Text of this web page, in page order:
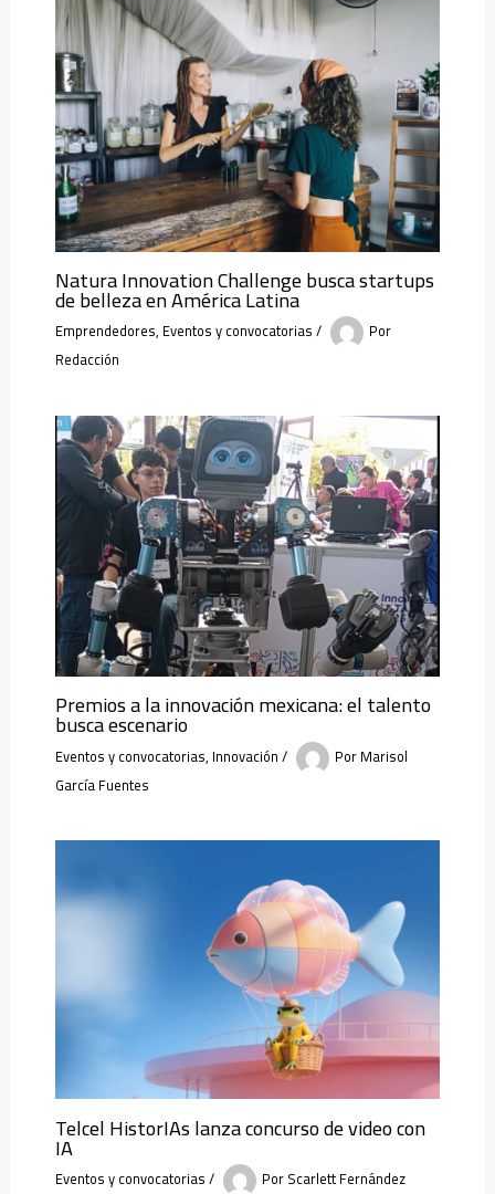
Natura Innovation Challenge busca startups
de belleza en América Latina
Emprendedores, Eventos y convocatorias/
Por
Redacción
Premios a la innovación mexicana: el talento
busca escenario
Eventos y convocatorias, Innovación/ PorMarisol
García Fuentes
Telcel HistorIAs lanza concurso de video con
IA
Eventos y convocatorias/ PorScarlett Fernández